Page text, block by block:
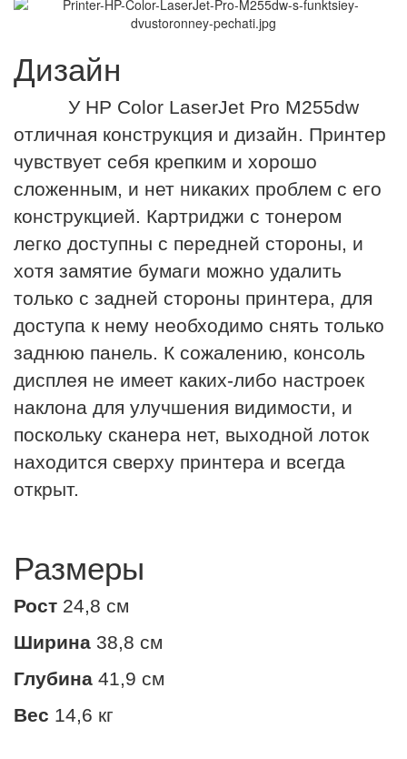
Дизайн
У HP Color LaserJet Pro M255dw
отличная конструкция и дизайн. Принтер
чувствует себя крепким и хорошо
сложенным, и нет никаких проблем с его
конструкцией. Картриджи с тонером
легко доступны с передней стороны, и
хотя замятие бумаги можно удалить
только с задней стороны принтера, для
доступа к нему необходимо снять только
заднюю панель. К сожалению, консоль
дисплея не имеет каких-либо настроек
наклона для улучшения видимости, и
поскольку сканера нет, выходной лоток
находится сверху принтера и всегда
открыт.
Размеры
Рост 24,8 см
Ширина 38,8 см
Глубина 41,9 см
Вес 14,6 кг